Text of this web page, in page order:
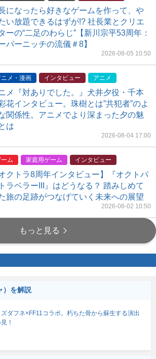
になったら好きなゲームを作って、や
い放題できるはずが!? 社長業とクリエ
ーの“二足のわらじ”【新川宗平53周年：
パーニッチの流儀＃8】
2026-08-05 10:50
ニメ・漫画 インタビュー アニメ
メ『対ありでした。』犬井夕役・千本
花インタビュー。珠樹とは”共犯者”のよ
関係性。アニメでより深まった夕の魅
は
2026-08-04 17:00
ム 家庭用ゲーム インタビュー
オクトラ8周年インタビュー】『オクトパ
ラベラーIII』はどうなる？ 踏みしめて
旅の足跡がつなげていく未来への展望
2026-08-02 10:50
もっと見る
）を解説
ズダフネ×FF11コラボ。朽ちた骨から蘇生する演出
！